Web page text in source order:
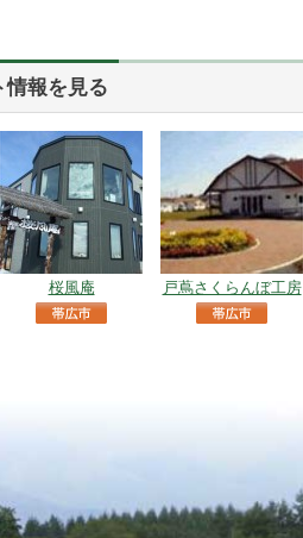
情報を見る
桜風庵 戸蔦さくらんぼ工房